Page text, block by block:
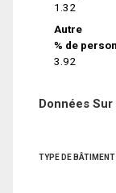
1.32
Autre
% de
3.92
Données
TYPE DE BÂTIMENT